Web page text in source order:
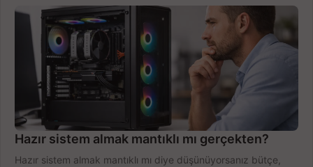
Hazır sistem almak mantıklı mı gerçekten?
Hazır sistem almak mantıklı mı diye düşünüyorsanız bütçe,